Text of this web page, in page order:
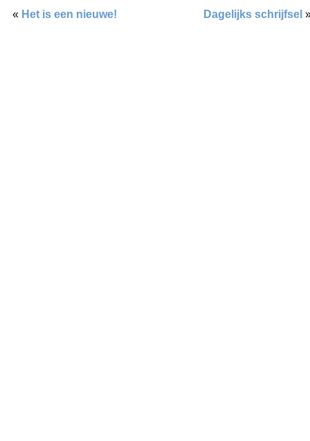
« Het is een nieuwe! Dagelijks schrijfsel